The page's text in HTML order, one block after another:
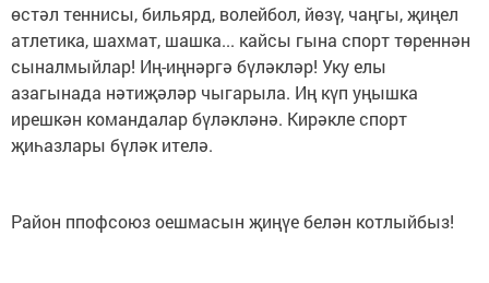
өстәл теннисы, бильярд, волейбол, йөзү, чаңгы, җиңел
атлетика, шахмат, шашка... кайсы гына спорт төреннән
сыналмыйлар! Иң-иңнәргә бүләкләр! Уку елы
азагынада нәтиҗәләр чыгарыла. Иң күп уңышка
ирешкән командалар бүләкләнә. Кирәкле спорт
җиһазлары бүләк ителә.
Район ппофсоюз оешмасын җиңүе белән котлыйбыз!